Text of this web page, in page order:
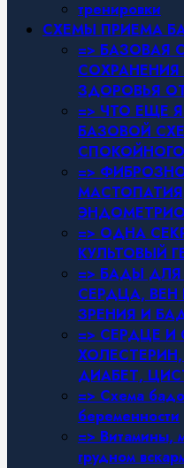
тренировки
СХЕМЫ ПРИЕМА
=> БАЗОВАЯ
ЗДОРОВЬЯ
=> ЧТО ЕЩЕ
БАЗОВОЙ
=>
=> ОДНА
КУЛЬТОВЫЙ
=> БАДЫ
СЕРДЦА,
ЗРЕНИЯ И
=> СЕРДЦЕ
ДИАБЕТ,
=> Схема
беременности
=> Витамины,
грудном